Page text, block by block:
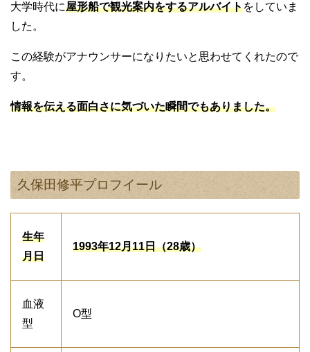
大学時代に屋形船で観光案内をするアルバイトをしていま
した。
この経験がアナウンサーになりたいと思わせてくれたので
す。
情報を伝える面白さに気づいた瞬間でもありました。
久保田修平プロフイール
生年
月日
1993年12月11日（28歳）
血液
型
O型